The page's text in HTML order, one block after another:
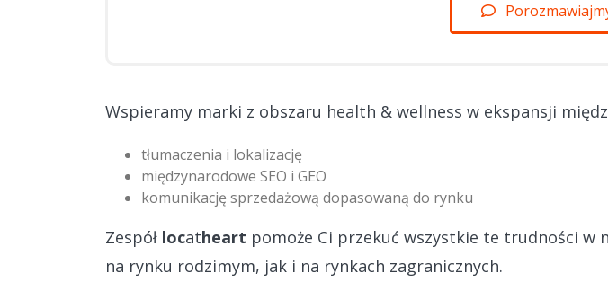
Wspieramy marki z obszaru health & wellness w ekspansji
tłumaczenia i lokalizację
międzynarodowe SEO i GEO
komunikację sprzedażową dopasowaną do rynku
Zespół locatheart pomoże Ci przekuć wszystkie te trudności w
na rynku rodzimym, jak i na rynkach zagranicznych.